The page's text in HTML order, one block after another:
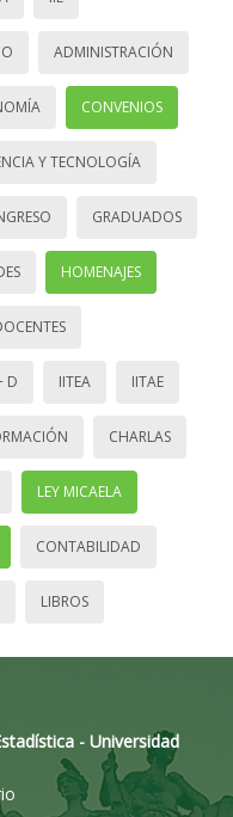
ADMINISTRACIÓN
CONVENIOS
Y TECNOLOGÍA
GRADUADOS
HOMENAJES
D IITEA IITAE
CHARLAS
LEY MICAELA
CONTABILIDAD
LIBROS
- Universidad